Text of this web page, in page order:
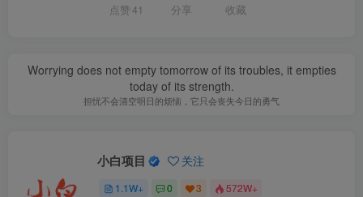
点赞 41 分享 收藏
Worrying does not empty tomorrow of its troubles, it empties
today of its strength.
担忧不会清空明日的烦恼，它只会丧失今日的勇气
小白项目 关注
1.1W+ 0 3 572W+